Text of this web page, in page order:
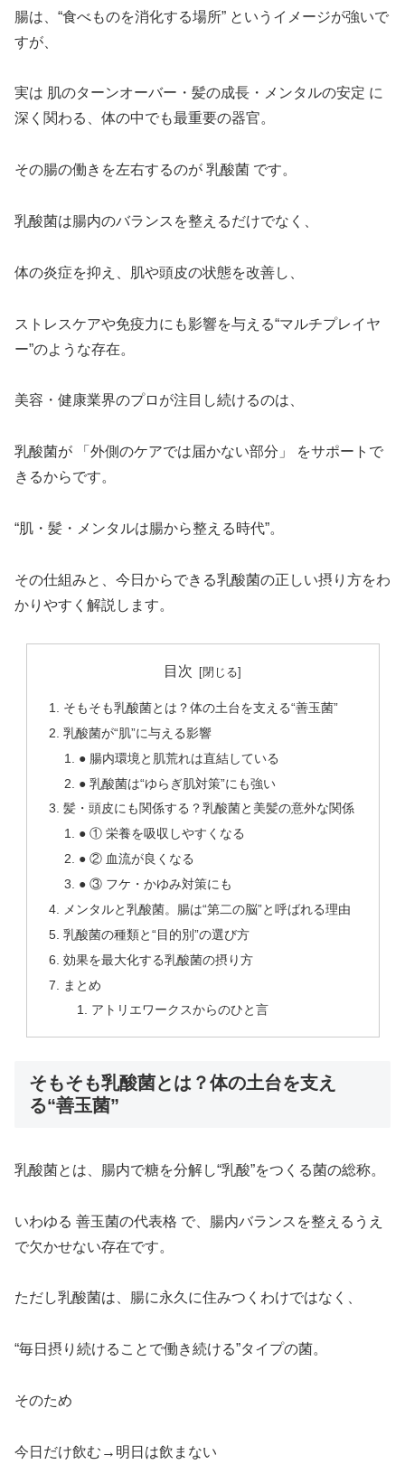
腸は、“食べものを消化する場所” というイメージが強いで
すが、
実は 肌のターンオーバー・髪の成長・メンタルの安定 に
深く関わる、体の中でも最重要の器官。
その腸の働きを左右するのが 乳酸菌 です。
乳酸菌は腸内のバランスを整えるだけでなく、
体の炎症を抑え、肌や頭皮の状態を改善し、
ストレスケアや免疫力にも影響を与える“マルチプレイヤ
ー”のような存在。
美容・健康業界のプロが注目し続けるのは、
乳酸菌が 「外側のケアでは届かない部分」 をサポートで
きるからです。
“肌・髪・メンタルは腸から整える時代”。
その仕組みと、今日からできる乳酸菌の正しい摂り方をわ
かりやすく解説します。
目次
そもそも乳酸菌とは？体の土台を支える“善玉菌”
乳酸菌が“肌”に与える影響
● 腸内環境と肌荒れは直結している
● 乳酸菌は“ゆらぎ肌対策”にも強い
髪・頭皮にも関係する？乳酸菌と美髪の意外な関係
● ① 栄養を吸収しやすくなる
● ② 血流が良くなる
● ③ フケ・かゆみ対策にも
メンタルと乳酸菌。腸は“第二の脳”と呼ばれる理由
乳酸菌の種類と“目的別”の選び方
効果を最大化する乳酸菌の摂り方
まとめ
アトリエワークスからのひと言
そもそも乳酸菌とは？体の土台を支え
る“善玉菌”
乳酸菌とは、腸内で糖を分解し“乳酸”をつくる菌の総称。
いわゆる 善玉菌の代表格 で、腸内バランスを整えるうえ
で欠かせない存在です。
ただし乳酸菌は、腸に永久に住みつくわけではなく、
“毎日摂り続けることで働き続ける”タイプの菌。
そのため
今日だけ飲む→明日は飲まない